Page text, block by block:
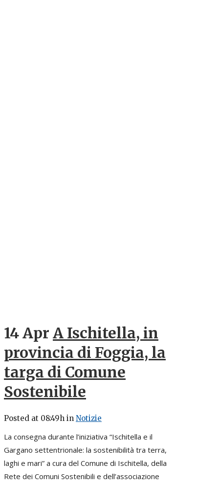
14 Apr A Ischitella, in
provincia di Foggia, la
targa di Comune
Sostenibile
Posted at 08:49h in Notizie
La consegna durante l’iniziativa “Ischitella e il
Gargano settentrionale: la sostenibilità tra terra,
laghi e mari” a cura del Comune di Ischitella, della
Rete dei Comuni Sostenibili e dell’associazione